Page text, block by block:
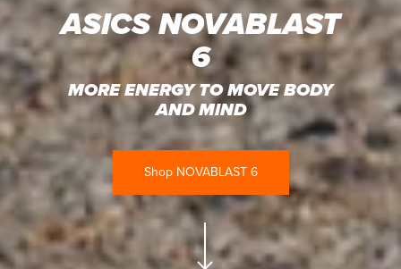
ASICS NOVABLAST
6
MORE ENERGY TO MOVE BODY
AND MIND
Shop NOVABLAST 6